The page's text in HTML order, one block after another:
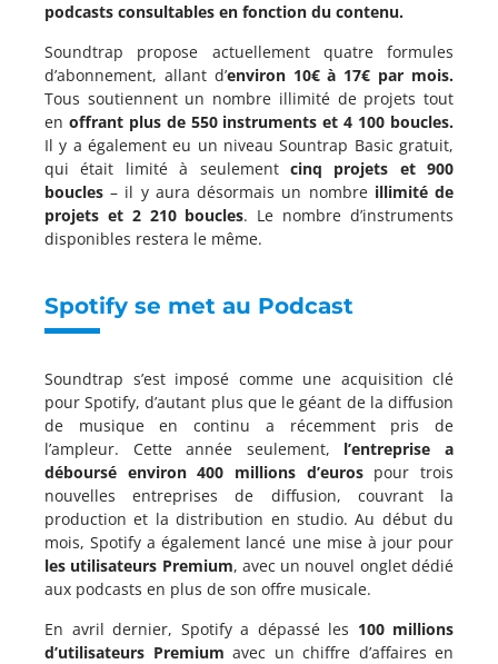
podcasts consultables en fonction du contenu.
Soundtrap propose actuellement quatre formules
d’abonnement, allant d’environ 10€ à 17€ par mois.
Tous soutiennent un nombre illimité de projets tout
en offrant plus de 550 instruments et 4 100 boucles.
Il y a également eu un niveau Sountrap Basic gratuit,
qui était limité à seulement cinq projets et 900
boucles – il y aura désormais un nombre illimité de
projets et 2 210 boucles. Le nombre d’instruments
disponibles restera le même.
Spotify se met au Podcast
Soundtrap s’est imposé comme une acquisition clé
pour Spotify, d’autant plus que le géant de la diffusion
de musique en continu a récemment pris de
l’ampleur. Cette année seulement, l’entreprise a
déboursé environ 400 millions d’eurospour trois
nouvelles entreprises de diffusion, couvrant la
production et la distribution en studio. Au début du
mois, Spotify a également lancé une mise à jour pour
les utilisateurs Premium, avec un nouvel onglet dédié
aux podcasts en plus de son offre musicale.
En avril dernier, Spotify a dépassé les 100 millions
d’utilisateurs Premium avec un chiffre d’affaires en